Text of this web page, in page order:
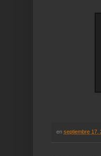
en septiembre 17,